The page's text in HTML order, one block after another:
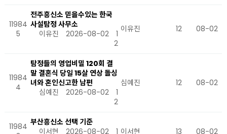
11984
5
전주흥신소 믿을수있는 한국
사설탐정 사무소
이유진
2026-08-02
1
2
이유진 12 08-02
11984
4
탐정들의 영업비밀 120회 결
말 결혼식 당일 15살 연상 돌싱
녀와 혼인신고한 남편
심예진
2026-08-02
1
2
심예진 12 08-02
11984 부산흥신소 선택 기준
이서현
2026-08-02 1 이서현 13 08-02